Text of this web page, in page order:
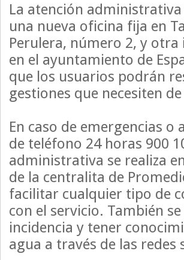
La atención
una nueva oficina fija en
Perulera, número 2, y
en el ayuntamiento de
que los usuarios podrán
gestiones que necesiten
En caso de emergencias o
de teléfono 24 horas 900
administrativa se realiza
de la centralita de
facilitar cualquier tipo de
con el servicio. También
incidencia y tener
agua a través de las